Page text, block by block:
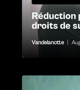
Réduction
droits de
Vandelanotte